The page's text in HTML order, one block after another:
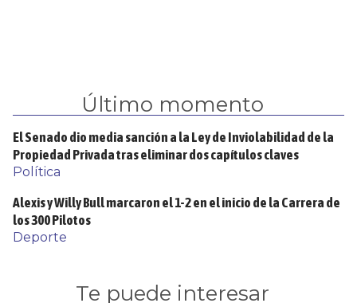
Último momento
El Senado dio media sanción a la Ley de Inviolabilidad de la
Propiedad Privada tras eliminar dos capítulos claves
Política
Alexis y Willy Bull marcaron el 1-2 en el inicio de la Carrera de
los 300 Pilotos
Deporte
Te puede interesar